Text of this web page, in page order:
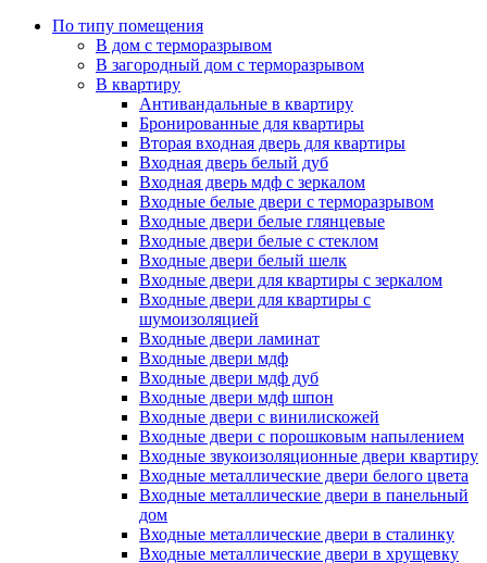
По типу помещения
В дом с терморазрывом
В загородный дом с терморазрывом
В квартиру
Антивандальные в квартиру
Бронированные для квартиры
Вторая входная дверь для квартиры
Входная дверь белый дуб
Входная дверь мдф с зеркалом
Входные белые двери с терморазрывом
Входные двери белые глянцевые
Входные двери белые с стеклом
Входные двери белый шелк
Входные двери для квартиры с зеркалом
Входные двери для квартиры с
шумоизоляцией
Входные двери ламинат
Входные двери мдф
Входные двери мдф дуб
Входные двери мдф шпон
Входные двери с винилискожей
Входные двери с порошковым напылением
Входные звукоизоляционные двери квартиру
Входные металлические двери белого цвета
Входные металлические двери в панельный
дом
Входные металлические двери в сталинку
Входные металлические двери в хрущевку